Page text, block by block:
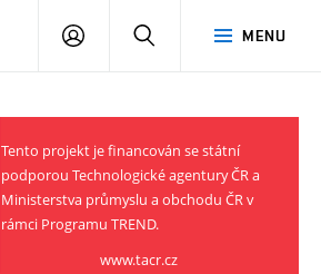
MENU
PŘIHLÁSIT
Tento projekt je financován se státní
podporou Technologické agentury ČR a
Ministerstva průmyslu a obchodu ČR v
rámci Programu TREND.
www.tacr.cz